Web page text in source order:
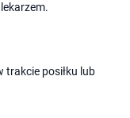
trakcie posiłku lub